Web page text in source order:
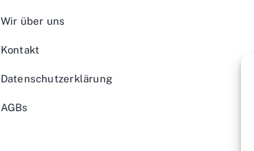
Wir über uns
Kontakt
Datenschutzerklärung
AGBs